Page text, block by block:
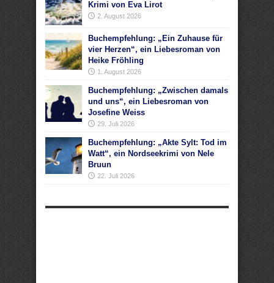
Krimi von Eva Lirot
2. August 2026
Buchempfehlung: „Ein Zuhause für
vier Herzen“, ein Liebesroman von
Heike Fröhling
1. August 2026
Buchempfehlung: „Zwischen damals
und uns“, ein Liebesroman von
Josefine Weiss
29. Juli 2026
Buchempfehlung: „Akte Sylt: Tod im
Watt“, ein Nordseekrimi von Nele
Bruun
22. Juli 2026